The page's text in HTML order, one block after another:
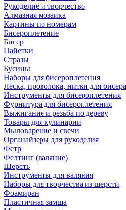
Рукоделие и творчество
Алмазная мозаика
Картины по номерам
Бисероплетение
Бисер
Пайетки
Стразы
Бусины
Наборы для бисероплетения
Леска, проволока, нитки для бисера
Инструменты для бисероплетения
Фурнитура для бисероплетения
Выжигание и резьба по дереву
Товары для кулинарии
Мыловарение и свечи
Органайзеры для рукоделия
Фетр
Фелтинг (валяние)
Шерсть
Инструменты для валяния
Наборы для творчества из шерсти
Фоамиран
Пластичная замша